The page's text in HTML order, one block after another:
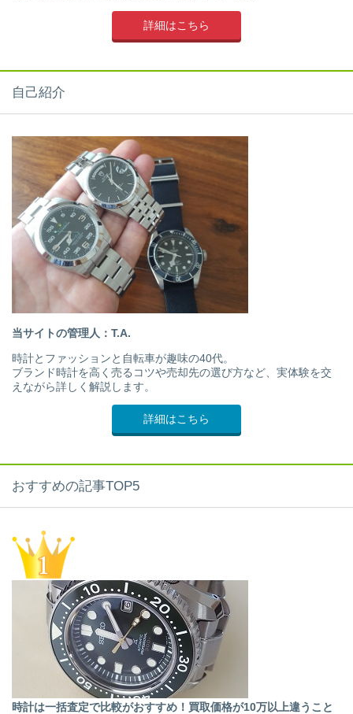
詳細はこちら
自己紹介
当サイトの管理人：T.A.
時計とファッションと自転車が趣味の40代。
ブランド時計を高く売るコツや売却先の選び方など、実体験を交
えながら詳しく解説します。
詳細はこちら
おすすめの記事TOP5
時計は一括査定で比較がおすすめ！買取価格が10万以上違うこと